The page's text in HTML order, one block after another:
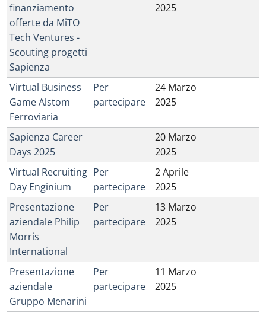
finanziamento
offerte da MiTO
Tech Ventures -
Scouting progetti
Sapienza
2025
Virtual Business
Game Alstom
Ferroviaria
Per
partecipare
24 Marzo
2025
Sapienza Career
Days 2025
20 Marzo
2025
Virtual Recruiting
Day Enginium
Per
partecipare
2 Aprile
2025
Presentazione
aziendale Philip
Morris
International
Per
partecipare
13 Marzo
2025
Presentazione
aziendale
Gruppo Menarini
Per
partecipare
11 Marzo
2025